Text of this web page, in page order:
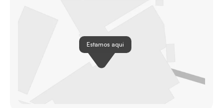
Estamos aqui